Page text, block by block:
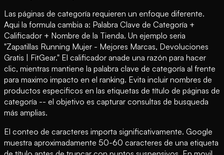
Las páginas de categoría requieren un enfoque diferente.
Aqui la formula cambia a: Palabra Clave de Categoría +
Calificador + Nombre de la Tienda. Un ejemplo seria
"Zapatillas Running Mujer - Mejores Marcas, Devoluciones
Gratis | FitGear." El calificador anade una razón para hacer
clic, mientras mantiene la palabra clave de categoría al frente
para maximo impacto en el ranking. Evita incluir nombres de
productos especificos en las etiquetas de título de páginas de
categoría -- el objetivo es capturar consultas de busqueda
más amplias.
El conteo de caracteres importa significativamente. Google
muestra aproximadamente 50-60 caracteres de una etiqueta